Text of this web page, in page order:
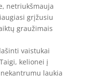
netriukšmauja
grįžusiu
graužimais
vaistukai
kelionei į
laukia